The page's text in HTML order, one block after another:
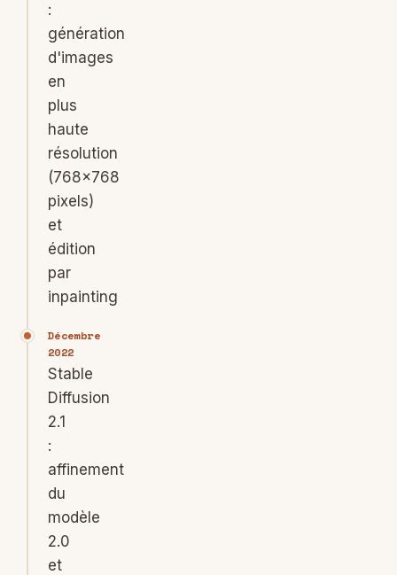
:
génération
d'images
en
plus
haute
résolution
(768×768
pixels)
et
édition
par
inpainting
Décembre
2022
Stable
Diffusion
2.1
:
affinement
du
modèle
2.0
et